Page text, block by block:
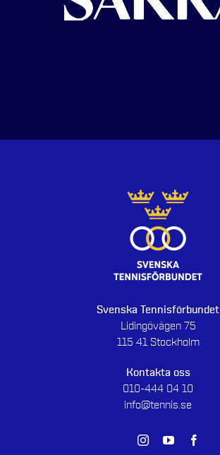
Svenska Tennisförbundet
Lidingövägen 75
115 41 Stockholm
Kontakta oss
010-444 04 10
info@tennis.se